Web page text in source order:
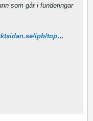
som går i funderingar
https://www.jaktsidan.se/ipb/topic/48782-jaga-f%C3%A5gel-fr%C3%A5n-havskajak/